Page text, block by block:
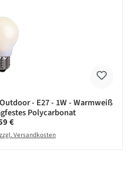
- E27 - 1W - Warmweiß
Polycarbonat
Preis:
€
Versandkosten